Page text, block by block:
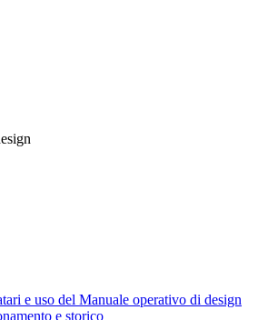
e uso del Manuale operativo di design
e storico